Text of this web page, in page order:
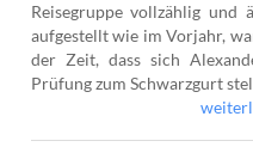
Reisegruppe vollzählig und
aufgestellt wie im Vorjahr,
der Zeit, dass sich
Prüfung zum Schwarzgurt